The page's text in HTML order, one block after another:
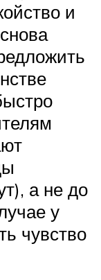
и
а не до
у
чувство